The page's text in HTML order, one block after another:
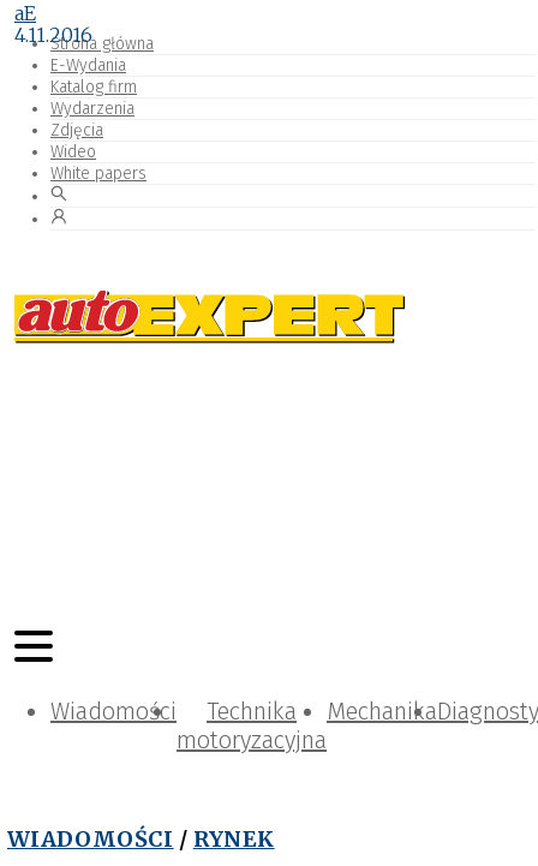
Strona główna
E-Wydania
Katalog firm
Wydarzenia
Zdjęcia
Wideo
White papers
Wiadomości
Technika
motoryzacyjna
Mechanika
WIADOMOŚCI / RYNEK
aE
4.11.2016